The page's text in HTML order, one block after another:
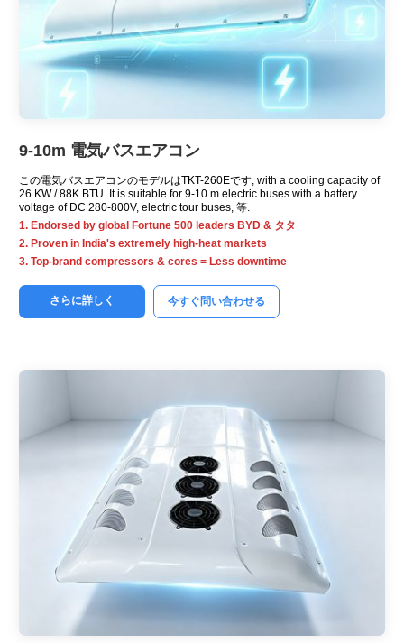
9-10m 電気バスエアコン
この電気バスエアコンのモデルはTKT-260Eです, with a cooling capacity of
26 KW / 88K BTU. It is suitable for 9-10 m electric buses with a battery
voltage of DC 280-800V, electric tour buses , 等.
1. Endorsed by global Fortune 500 leaders BYD & タタ
2. Proven in India's extremely high-heat markets
3. Top-brand compressors & cores = Less downtime
さらに詳しく 今すぐ問い合わせる